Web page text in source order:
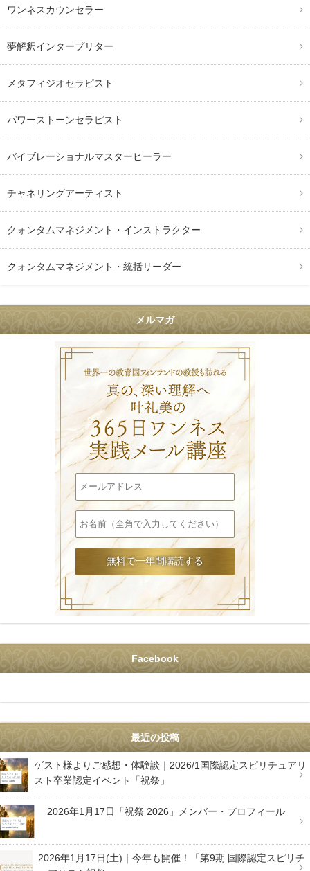
ワンネスカウンセラー
夢解釈インタープリター
メタフィジオセラピスト
パワーストーンセラピスト
バイブレーショナルマスターヒーラー
チャネリングアーティスト
クォンタムマネジメント・インストラクター
クォンタムマネジメント・統括リーダー
メルマガ
Facebook
最近の投稿
ゲスト様よりご感想・体験談｜2026/1国際認定スピリチュアリ
スト卒業認定イベント「祝祭」
2026年1月17日「祝祭 2026」メンバー・プロフィール
2026年1月17日(土)｜今年も開催！「第9期 国際認定スピリチ